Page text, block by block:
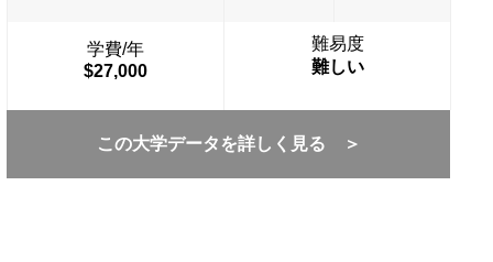
学費/年
$27,000
難易度
難しい
この大学データを詳しく見る ＞